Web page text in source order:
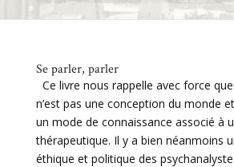
Se parler, parler
Ce livre nous rappelle avec force
n’est pas une conception du monde
un mode de connaissance associé à
thérapeutique. Il y a bien néanmoins
éthique et politique des